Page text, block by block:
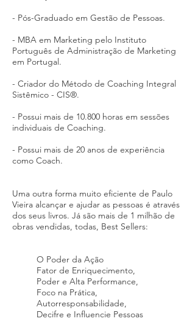
- Pós-Graduado em Gestão de Pessoas.
- MBA em Marketing pelo Instituto
Português de Administração de Marketing
em Portugal.
- Criador do Método de Coaching Integral
Sistêmico - CIS®.
- Possui mais de 10.800 horas em sessões
individuais de Coaching.
- Possui mais de 20 anos de experiência
como Coach.
Uma outra forma muito eficiente de Paulo
Vieira alcançar e ajudar as pessoas é através
dos seus livros. Já são mais de 1 milhão de
obras vendidas, todas, Best Sellers:
O Poder da Ação
Fator de Enriquecimento,
Poder e Alta Performance,
Foco na Prática,
Autorresponsabilidade,
Decifre e Influencie Pessoas